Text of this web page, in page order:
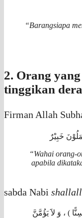
“Barangsiapa
2. Orang
tinggikan
Firman Allah
خَبِيْرٌ
“Wahai orang-
apabila
sabda Nabi
‏) ، ﻭَ ﻻََ ﻳَﺆُﻣَّﻦَّ